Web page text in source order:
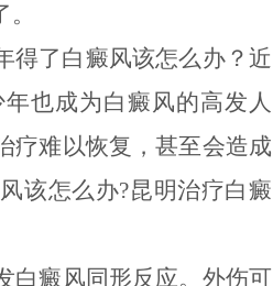
了白癜风该怎么办？近
也成为白癜风的高发人
疗难以恢复，甚至会造成
该怎么办?昆明治疗白癜
癜风同形反应。外伤可